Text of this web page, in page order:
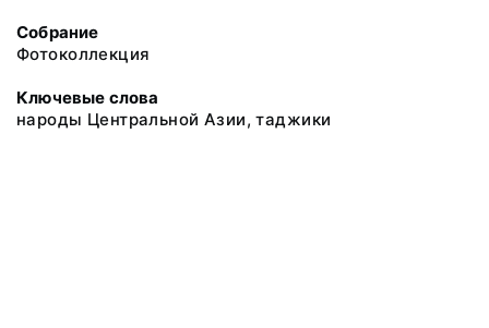
Собрание
Фотоколлекция
Ключевые слова
народы Центральной Азии, таджики